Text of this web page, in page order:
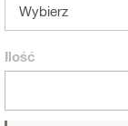
Wybierz
Ilość